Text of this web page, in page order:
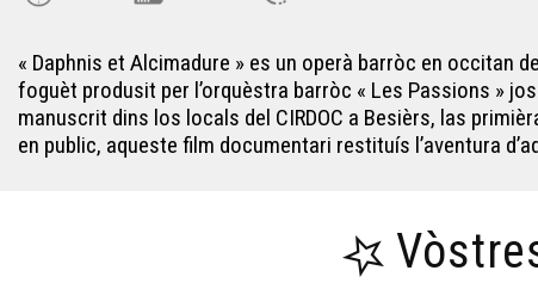
« Daphnis et Alcimadure » es un operà barròc en occitan
foguèt produsit per l’orquèstra barròc « Les Passions »
manuscrit dins los locals del CIRDOC a Besièrs, las
en public, aqueste film documentari restituís l’aventura